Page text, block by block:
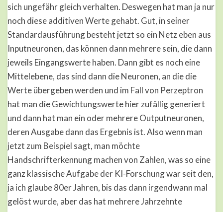
sich ungefähr gleich verhalten. Deswegen hat man ja nur
noch diese additiven Werte gehabt. Gut, in seiner
Standardausführung besteht jetzt so ein Netz eben aus
Inputneuronen, das können dann mehrere sein, die dann
jeweils Eingangswerte haben. Dann gibt es noch eine
Mittelebene, das sind dann die Neuronen, an die die
Werte übergeben werden und im Fall von Perzeptron
hat man die Gewichtungswerte hier zufällig generiert
und dann hat man ein oder mehrere Outputneuronen,
deren Ausgabe dann das Ergebnis ist. Also wenn man
jetzt zum Beispiel sagt, man möchte
Handschrifterkennung machen von Zahlen, was so eine
ganz klassische Aufgabe der KI-Forschung war seit den,
ja ich glaube 80er Jahren, bis das dann irgendwann mal
gelöst wurde, aber das hat mehrere Jahrzehnte